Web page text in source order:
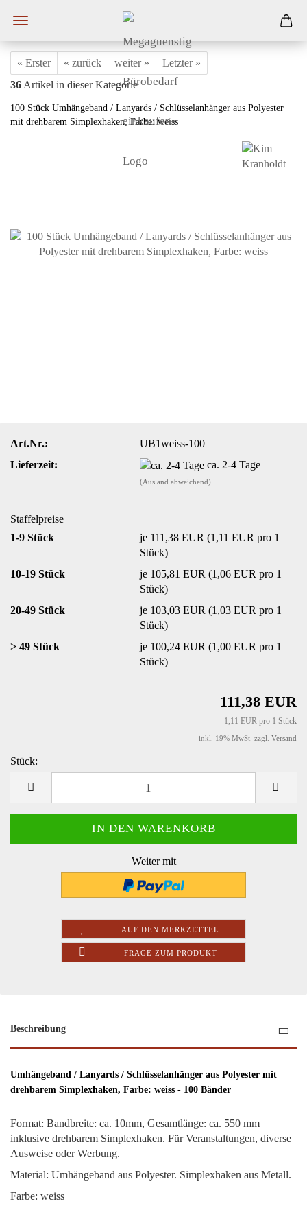
« Erster « zurück weiter »
Letzter »
36 Artikel in dieser Kategorie
100 Stück Umhängeband / Lanyards / Schlüsselanhänger aus Polyester
mit drehbarem Simplexhaken, Farbe: weiss
Art.Nr.:
UB1weiss-100
Lieferzeit:
ca. 2-4 Tage
(Ausland abweichend)
Staffelpreise
1-9 Stück
je 111,38 EUR (1,11 EUR pro 1
Stück)
10-19 Stück
je 105,81 EUR (1,06 EUR pro 1
Stück)
20-49 Stück
je 103,03 EUR (1,03 EUR pro 1
Stück)
> 49 Stück
je 100,24 EUR (1,00 EUR pro 1
Stück)
111,38 EUR
1,11 EUR pro 1 Stück
inkl. 19% MwSt. zzgl. Versand
Stück:
Weiter mit
AUF DEN MERKZETTEL
FRAGE ZUM PRODUKT
Beschreibung
Umhängeband / Lanyards / Schlüsselanhänger aus Polyester mit
drehbarem Simplexhaken, Farbe: weiss - 100 Bänder
Format: Bandbreite: ca. 10mm, Gesamtlänge: ca. 550 mm
inklusive drehbarem Simplexhaken. Für Veranstaltungen, diverse
Ausweise oder Werbung.
Material: Umhängeband aus Polyester. Simplexhaken aus Metall.
Farbe: weiss